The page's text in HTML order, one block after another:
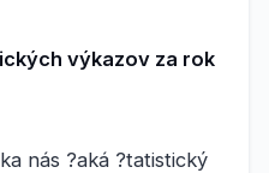
výkazov za rok
nás ?aká ?tatistický